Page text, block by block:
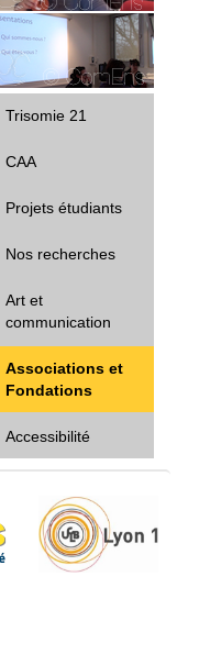
Diffusion
Trisomie 21
CAA
Projets étudiants
Nos recherches
Art et
communication
Associations et
Fondations
Accessibilité